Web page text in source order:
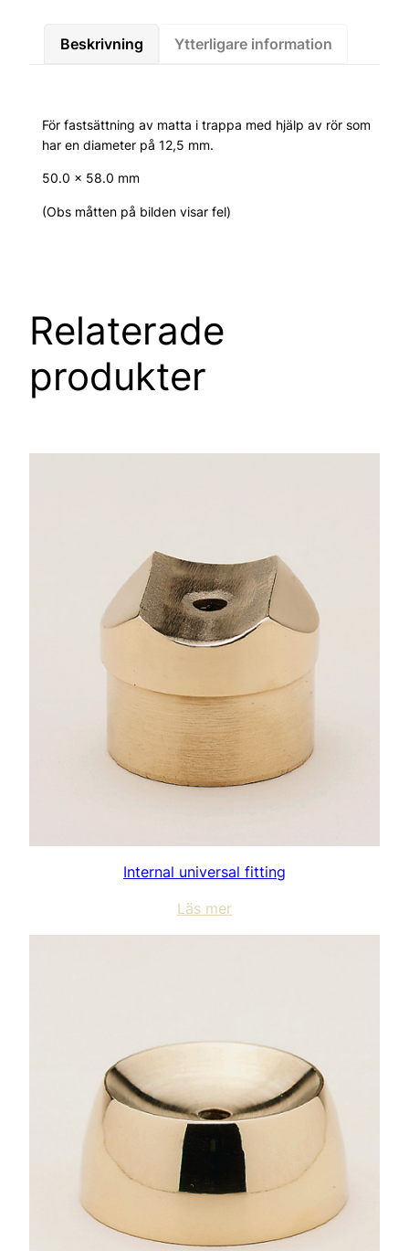
Beskrivning Ytterligare information
För fastsättning av matta i trappa med hjälp av rör som
har en diameter på 12,5 mm.
50.0 x 58.0 mm
(Obs måtten på bilden visar fel)
Relaterade
produkter
Internal universal fitting
Läs mer